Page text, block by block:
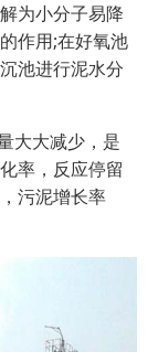
为小分子易降
作用;在好氧池
池进行泥水分
大大减少，是
率，反应停留
污泥增长率